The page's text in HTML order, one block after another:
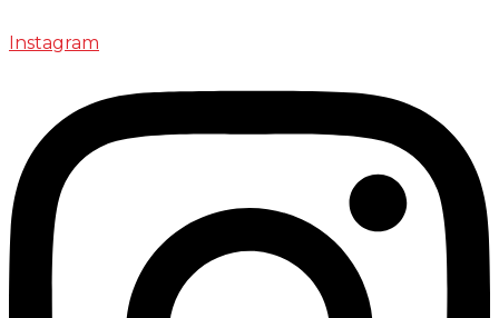
Instagram